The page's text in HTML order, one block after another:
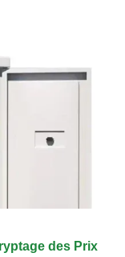
des Prix